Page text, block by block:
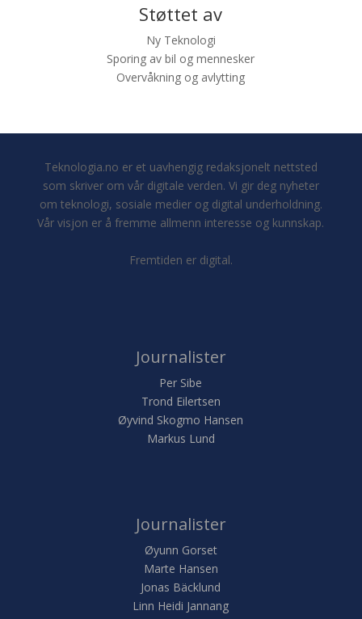
Støttet av
Ny Teknologi
Sporing av bil og mennesker
Overvåkning og avlytting
Teknologia.no er et uavhengig redaksjonelt nettsted
som skriver om vår digitale verden. Vi gir deg nyheter
om teknologi, sosiale medier og digital underholdning.
Vår visjon er å fremme allmenn interesse og kunnskap.
Fremtiden er digital.
Journalister
Per Sibe
Trond Eilertsen
Øyvind Skogmo Hansen
Markus Lund
Journalister
Øyunn Gorset
Marte Hansen
Jonas Bäcklund
Linn Heidi Jannang